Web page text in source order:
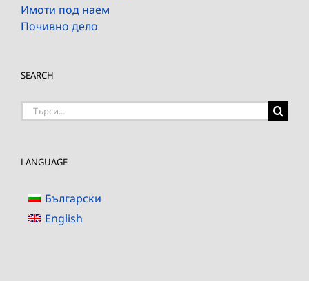
Имоти под наем
Почивно дело
SEARCH
Търсене
LANGUAGE
Български
English